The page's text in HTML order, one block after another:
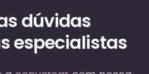
dúvidas
especialistas